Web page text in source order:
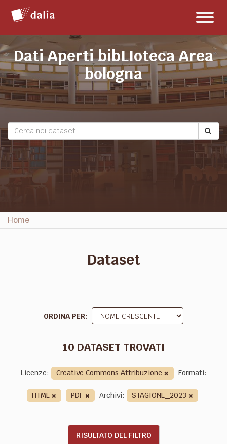
contenuto
Dati Aperti bibLIoteca Area
bologna
Home
Dataset
ORDINA PER
10 DATASET TROVATI
Licenze: Creative Commons Attribuzione
Formati:
HTML
PDF Archivi: STAGIONE_2023
RISULTATO DEL FILTRO